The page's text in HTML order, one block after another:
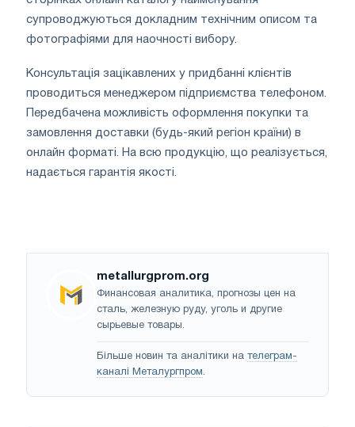
супроводжуються докладним технічним описом та
фотографіями для наочності вибору.
Консультація зацікавлених у придбанні клієнтів
проводиться менеджером підприємства телефоном.
Передбачена можливість оформлення покупки та
замовлення доставки (будь-який регіон країни) в
онлайн форматі. На всю продукцію, що реалізується,
надається гарантія якості.
metallurgprom.org
Финансовая аналитика, прогнозы цен на
сталь, железную руду, уголь и другие
сырьевые товары.
Більше новин та аналітики на телеграм-
каналі Металургпром.